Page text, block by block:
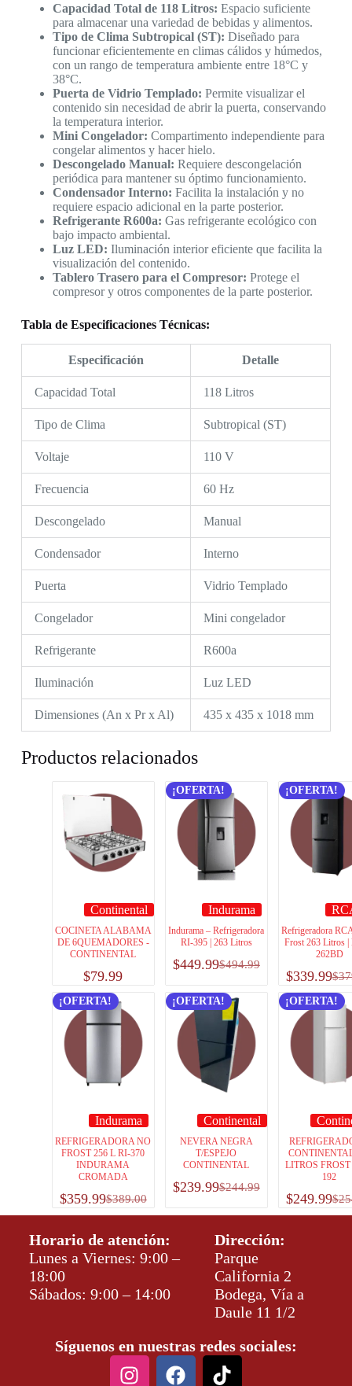
Capacidad Total de 118 Litros: Espacio suficiente
para almacenar una variedad de bebidas y alimentos.
Tipo de Clima Subtropical (ST): Diseñado para
funcionar eficientemente en climas cálidos y húmedos,
con un rango de temperatura ambiente entre 18°C y
38°C.
Puerta de Vidrio Templado: Permite visualizar el
contenido sin necesidad de abrir la puerta, conservando
la temperatura interior.
Mini Congelador: Compartimento independiente para
congelar alimentos y hacer hielo.
Descongelado Manual: Requiere descongelación
periódica para mantener su óptimo funcionamiento.
Condensador Interno: Facilita la instalación y no
requiere espacio adicional en la parte posterior.
Refrigerante R600a: Gas refrigerante ecológico con
bajo impacto ambiental.
Luz LED: Iluminación interior eficiente que facilita la
visualización del contenido.
Tablero Trasero para el Compresor: Protege el
compresor y otros componentes de la parte posterior.
Tabla de Especificaciones Técnicas:
Especificación Detalle
Capacidad Total 118 Litros
Tipo de Clima Subtropical (ST)
Voltaje 110 V
Frecuencia 60 Hz
Descongelado Manual
Condensador Interno
Puerta Vidrio Templado
Congelador Mini congelador
Refrigerante R600a
Iluminación Luz LED
Dimensiones (An x Pr x Al) 435 x 435 x 1018 mm
Productos relacionados
Continental
COCINETA ALABAMA
DE 6QUEMADORES -
CONTINENTAL
$79.99
¡OFERTA!
Indurama
Indurama – Refrigeradora
RI-395 | 263 Litros
$494.99
$449.99
¡OFERTA!
Refrigeradora
Frost 263 Litros
262BD
$
$339.99
¡OFERTA!
Indurama
REFRIGERADORA NO
FROST 256 L RI-370
INDURAMA
CROMADA
$389.00
$359.99
¡OFERTA!
Continental
NEVERA NEGRA
T/ESPEJO
CONTINENTAL
$244.99
$239.99
¡OFERTA!
LITROS
192
$
$249.99
Horario de atención:
Lunes a Viernes: 9:00 –
18:00
Sábados: 9:00 – 14:00
Dirección:
Parque
California 2
Bodega, Vía a
Daule 11 1/2
Síguenos en nuestras redes sociales: